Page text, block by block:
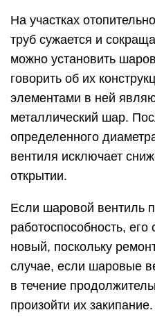
На участках
труб сужается и
можно установить
говорить об их
элементами в ней
металлический шар.
определенного
вентиля исключает
открытии.
Если шаровой вентиль
работоспособность,
новый, поскольку
случае, если шаровые
в течение
произойти их